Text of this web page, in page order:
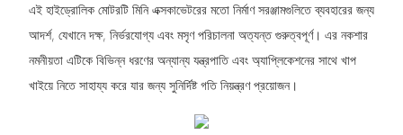
এই হাইড্রোলিক মোটরটি মিনি এক্সকাভেটরের মতো নির্মাণ সরঞ্জামগুলিতে ব্যবহারের জন্য
আদর্শ, যেখানে দক্ষ, নির্ভরযোগ্য এবং মসৃণ পরিচালনা অত্যন্ত গুরুত্বপূর্ণ। এর নকশার
নমনীয়তা এটিকে বিভিন্ন ধরণের অন্যান্য যন্ত্রপাতি এবং অ্যাপ্লিকেশনের সাথে খাপ
খাইয়ে নিতে সাহায্য করে যার জন্য সুনির্দিষ্ট গতি নিয়ন্ত্রণ প্রয়োজন।